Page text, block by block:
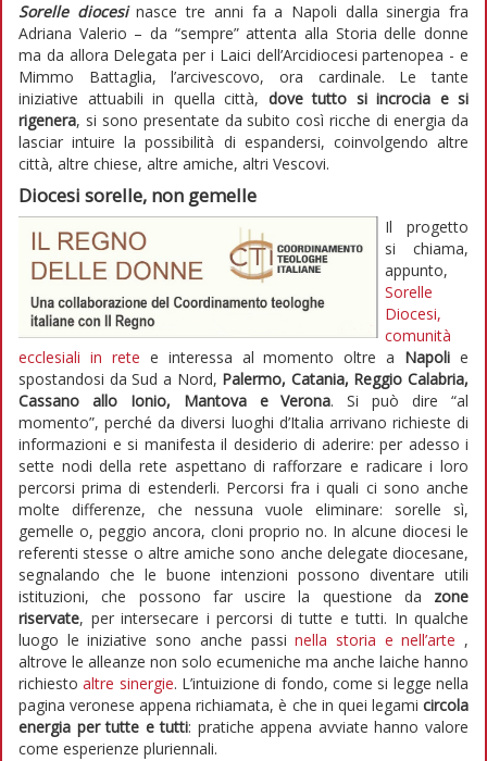
Sorelle diocesinasce tre anni fa a Napoli dalla sinergia fra
Adriana Valerio – da “sempre” attenta alla Storia delle donne
ma da allora Delegata per i Laici dell’Arcidiocesi partenopea - e
Mimmo Battaglia, l’arcivescovo, ora cardinale. Le tante
iniziative attuabili in quella città, dove tutto si incrocia e si
rigenera, si sono presentate da subito così ricche di energia da
lasciar intuire la possibilità di espandersi, coinvolgendo altre
città, altre chiese, altre amiche, altri Vescovi.
Diocesi sorelle, non gemelle
Il progetto
si chiama,
appunto,
Sorelle
Diocesi,
comunità
ecclesiali in rete e interessa al momento oltre a Napoli e
spostandosi da Sud a Nord, Palermo, Catania, Reggio Calabria,
Cassano allo Ionio, Mantova e Verona. Si può dire “al
momento”, perché da diversi luoghi d’Italia arrivano richieste di
informazioni e si manifesta il desiderio di aderire: per adesso i
sette nodi della rete aspettano di rafforzare e radicare i loro
percorsi prima di estenderli. Percorsi fra i quali ci sono anche
molte differenze, che nessuna vuole eliminare: sorelle sì,
gemelle o, peggio ancora, cloni proprio no. In alcune diocesi le
referenti stesse o altre amiche sono anche delegate diocesane,
segnalando che le buone intenzioni possono diventare utili
istituzioni, che possono far uscire la questione da zone
riservate, per intersecare i percorsi di tutte e tutti. In qualche
luogo le iniziative sono anche passinella storia e nell’arte ,
altrove le alleanze non solo ecumeniche ma anche laiche hanno
richiestoaltre sinergie. L’intuizione di fondo, come si legge nella
pagina veronese appena richiamata, è che in quei legami circola
energia per tutte e tutti: pratiche appena avviate hanno valore
come esperienze pluriennali.